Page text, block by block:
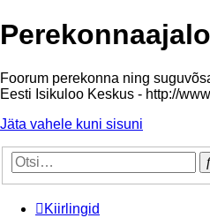
Foorum perekonna ning
Eesti Isikuloo Keskus - http://
Jäta vahele kuni sisuni
Kiirlingid